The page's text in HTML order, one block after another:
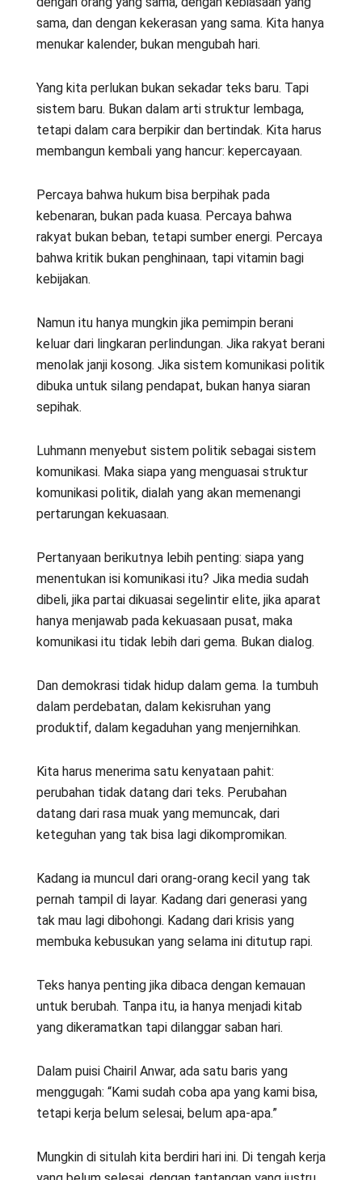
sama, dan dengan kekerasan yang sama. Kita hanya
menukar kalender, bukan mengubah hari.
Yang kita perlukan bukan sekadar teks baru. Tapi
sistem baru. Bukan dalam arti struktur lembaga,
tetapi dalam cara berpikir dan bertindak. Kita harus
membangun kembali yang hancur: kepercayaan.
Percaya bahwa hukum bisa berpihak pada
kebenaran, bukan pada kuasa. Percaya bahwa
rakyat bukan beban, tetapi sumber energi. Percaya
bahwa kritik bukan penghinaan, tapi vitamin bagi
kebijakan.
Namun itu hanya mungkin jika pemimpin berani
keluar dari lingkaran perlindungan. Jika rakyat berani
menolak janji kosong. Jika sistem komunikasi politik
dibuka untuk silang pendapat, bukan hanya siaran
sepihak.
Luhmann menyebut sistem politik sebagai sistem
komunikasi. Maka siapa yang menguasai struktur
komunikasi politik, dialah yang akan memenangi
pertarungan kekuasaan.
Pertanyaan berikutnya lebih penting: siapa yang
menentukan isi komunikasi itu? Jika media sudah
dibeli, jika partai dikuasai segelintir elite, jika aparat
hanya menjawab pada kekuasaan pusat, maka
komunikasi itu tidak lebih dari gema. Bukan dialog.
Dan demokrasi tidak hidup dalam gema. Ia tumbuh
dalam perdebatan, dalam kekisruhan yang
produktif, dalam kegaduhan yang menjernihkan.
Kita harus menerima satu kenyataan pahit:
perubahan tidak datang dari teks. Perubahan
datang dari rasa muak yang memuncak, dari
keteguhan yang tak bisa lagi dikompromikan.
Kadang ia muncul dari orang-orang kecil yang tak
pernah tampil di layar. Kadang dari generasi yang
tak mau lagi dibohongi. Kadang dari krisis yang
membuka kebusukan yang selama ini ditutup rapi.
Teks hanya penting jika dibaca dengan kemauan
untuk berubah. Tanpa itu, ia hanya menjadi kitab
yang dikeramatkan tapi dilanggar saban hari.
Dalam puisi Chairil Anwar, ada satu baris yang
menggugah: “Kami sudah coba apa yang kami bisa,
tetapi kerja belum selesai, belum apa-apa.”
Mungkin di situlah kita berdiri hari ini. Di tengah kerja